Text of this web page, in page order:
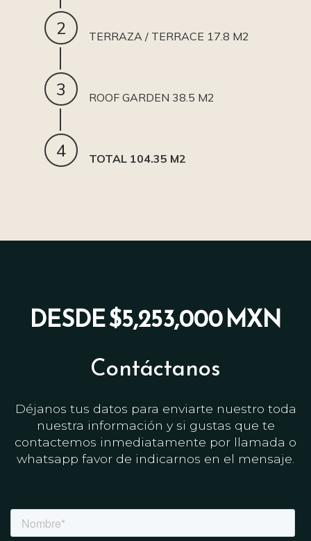
2 TERRAZA / TERRACE 17.8 M2
3 ROOF GARDEN 38.5 M2
4 TOTAL 104.35 M2
DESDE $5,253,000 MXN
Contáctanos
Déjanos tus datos para enviarte nuestro toda
nuestra información y si gustas que te
contactemos inmediatamente por llamada o
whatsapp favor de indicarnos en el mensaje.